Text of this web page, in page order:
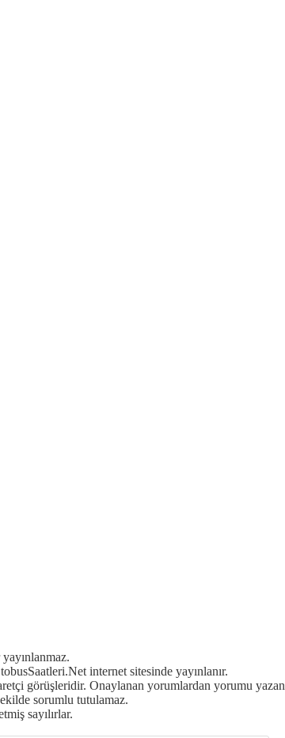
internet sitesinde yayınlanır.
görüşleridir. Onaylanan yorumlardan yorumu yazan
sorumlu tutulamaz.
sayılırlar.